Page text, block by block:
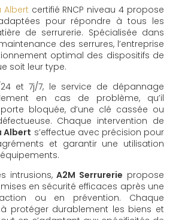
Albert certifié RNCP niveau 4 propose
pour répondre à tous les
de serrurerie. Spécialisée dans
des serrures, l’entreprise
optimal des dispositifs de
soit leur type.
et 7j/7, le service de dépannage
en cas de problème, qu’il
porte bloquée, d’une clé cassée ou
Chaque intervention de
Albert s’effectue avec précision pour
et garantir une utilisation
intrusions,A2M Serrurerie propose
en sécurité efficaces après une
ou en prévention. Chaque
protéger durablement les biens et